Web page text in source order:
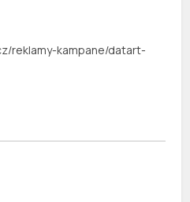
reklamy-kampane/datart-